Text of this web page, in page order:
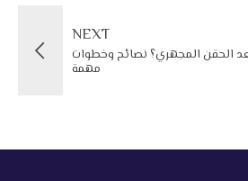
NEXT
الحقن المجهري؟ نصائح وخطوات
مهمة